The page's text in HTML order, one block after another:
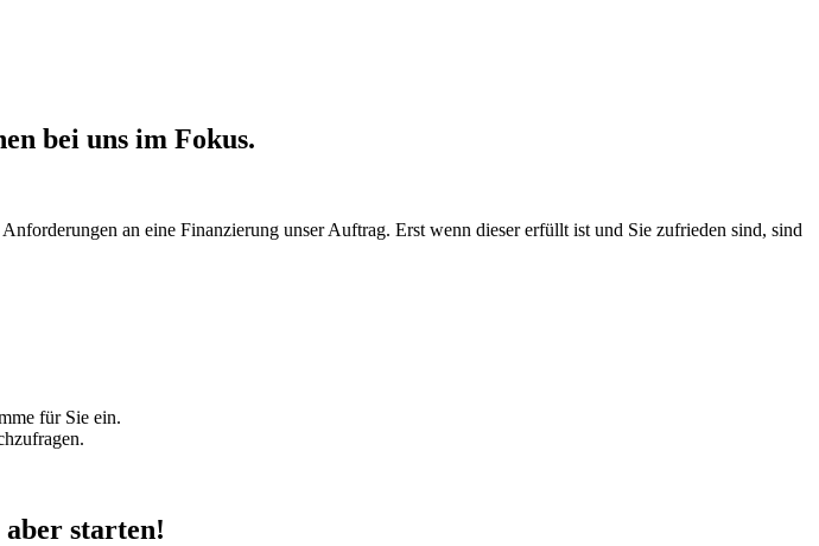
bei uns im Fokus.
an eine Finanzierung unser Auftrag. Erst wenn dieser erfüllt ist und Sie zufrieden sind, sind
für Sie ein.
starten!